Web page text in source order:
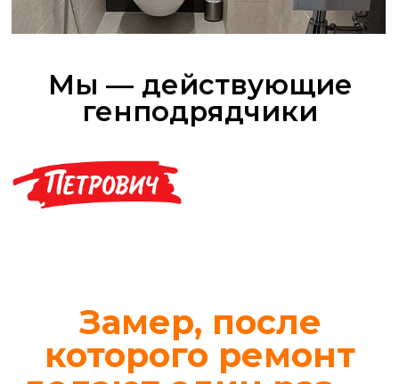
Популярные услуги
независимо от его масштаба